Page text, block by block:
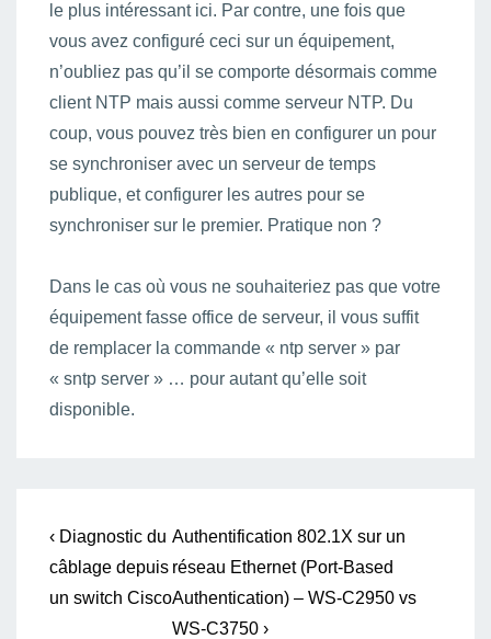
le plus intéressant ici. Par contre, une fois que
vous avez configuré ceci sur un équipement,
n’oubliez pas qu’il se comporte désormais comme
client NTP mais aussi comme serveur NTP. Du
coup, vous pouvez très bien en configurer un pour
se synchroniser avec un serveur de temps
publique, et configurer les autres pour se
synchroniser sur le premier. Pratique non ?
Dans le cas où vous ne souhaiteriez pas que votre
équipement fasse office de serveur, il vous suffit
de remplacer la commande « ntp server » par
« sntp server » … pour autant qu’elle soit
disponible.
Navigation
de
l’article
Previous
Post
is
‹ Diagnostic du
câblage depuis
un switch Cisco
Next
Post
is
Authentification 802.1X sur un
réseau Ethernet (Port-Based
Authentication) – WS-C2950 vs
WS-C3750 ›